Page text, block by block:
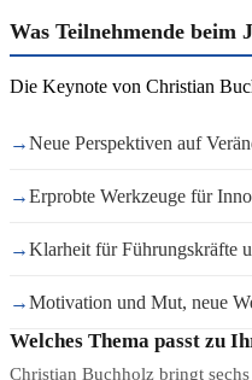
Was Teilnehmende
Die Keynote von Christian
→Neue Perspektiven auf
→Erprobte Werkzeuge für
→Klarheit für Führungskräfte
→Motivation und Mut, neue
Welches Thema passt zu
Christian Buchholz bringt